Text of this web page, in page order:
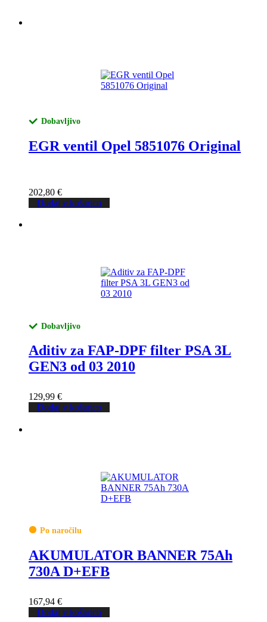
Dobavljivo
EGR ventil Opel 5851076 Original
202,80 €
Dodaj v košarico
Dobavljivo
Aditiv za FAP-DPF filter PSA 3L
GEN3 od 03 2010
129,99 €
Dodaj v košarico
Po naročilu
AKUMULATOR BANNER 75Ah
730A D+EFB
167,94 €
Dodaj v košarico